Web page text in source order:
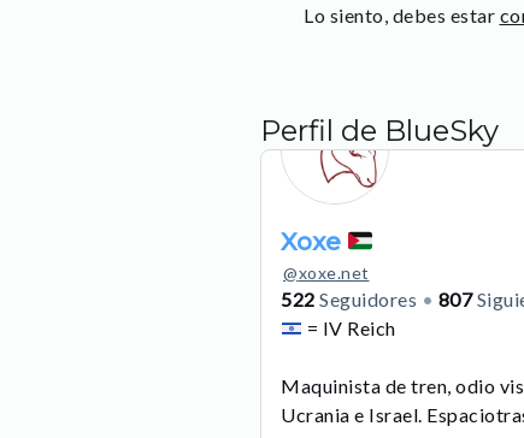
Lo siento, debes estar
Perfil de BlueSky
Xoxe
@xoxe.net
522 Seguidores 807
= IV Reich
Maquinista de tren, odio
Ucrania e Israel.